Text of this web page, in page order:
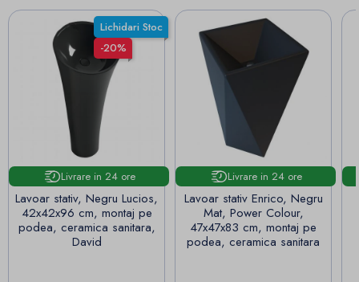
Lichidari Stoc
-20%
Livrare in 24 ore
Lavoar stativ, Negru Lucios,
42x42x96 cm, montaj pe
podea, ceramica sanitara,
David
Livrare in 24 ore
Lavoar stativ Enrico, Negru
Mat, Power Colour,
47x47x83 cm, montaj pe
podea, ceramica sanitara